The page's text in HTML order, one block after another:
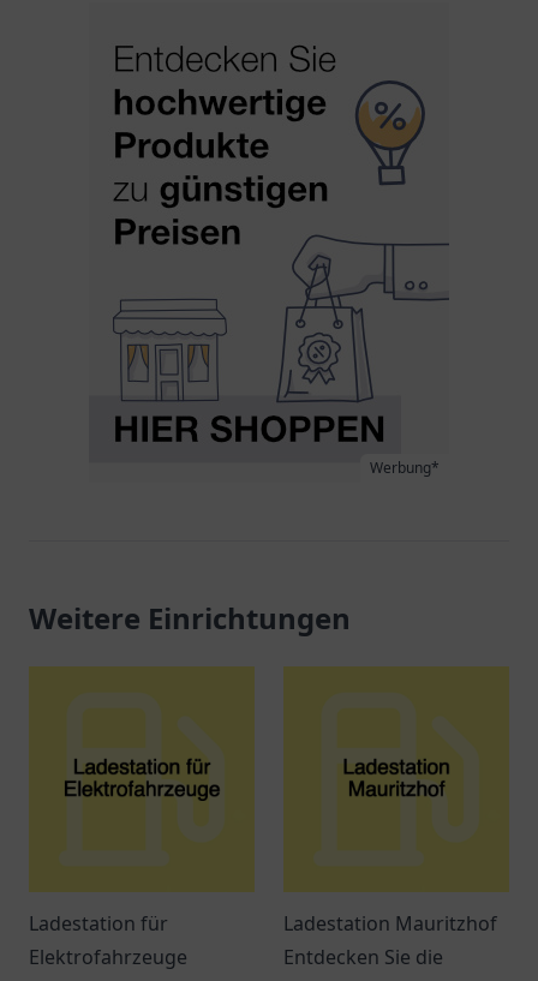
Werbung*
Weitere Einrichtungen
Ladestation für
Elektrofahrzeuge
Ladestation Mauritzhof
Entdecken Sie die